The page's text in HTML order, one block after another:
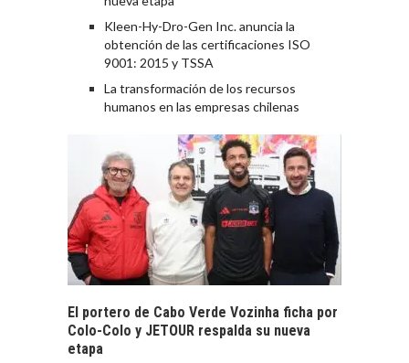
Kleen-Hy-Dro-Gen Inc. anuncia la
obtención de las certificaciones ISO
9001: 2015 y TSSA
La transformación de los recursos
humanos en las empresas chilenas
El portero de Cabo Verde Vozinha ficha por
Colo-Colo y JETOUR respalda su nueva
etapa